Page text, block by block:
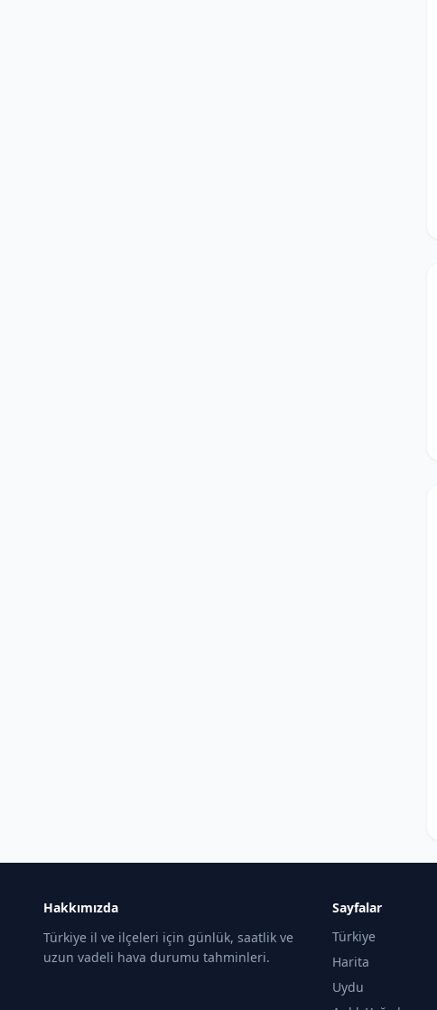
Hakkımızda
Türkiye il ve ilçeleri için günlük, saatlik ve
uzun vadeli hava durumu tahminleri.
Sayfalar
Türkiye
Harita
Uydu